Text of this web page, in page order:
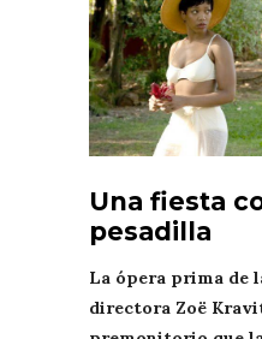
Una fiesta
pesadilla
La ópera prima de
directora Zoë